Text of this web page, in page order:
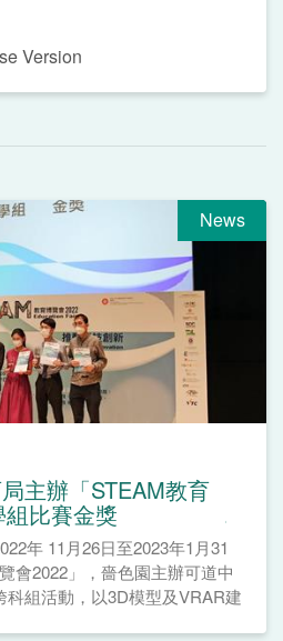
Version
News
主辦「STEAM教育
比賽金獎
年 11月26日至2023年1月31
會2022」，嗇色園主辦可道中
組活動，以3D模型及VRAR建